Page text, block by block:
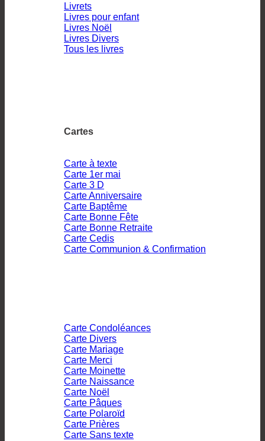
Livrets
Livres pour enfant
Livres Noël
Livres Divers
Tous les livres
Cartes
Carte à texte
Carte 1er mai
Carte 3 D
Carte Anniversaire
Carte Baptême
Carte Bonne Fête
Carte Bonne Retraite
Carte Cedis
Carte Communion & Confirmation
Carte Condoléances
Carte Divers
Carte Mariage
Carte Merci
Carte Moinette
Carte Naissance
Carte Noël
Carte Pâques
Carte Polaroïd
Carte Prières
Carte Sans texte